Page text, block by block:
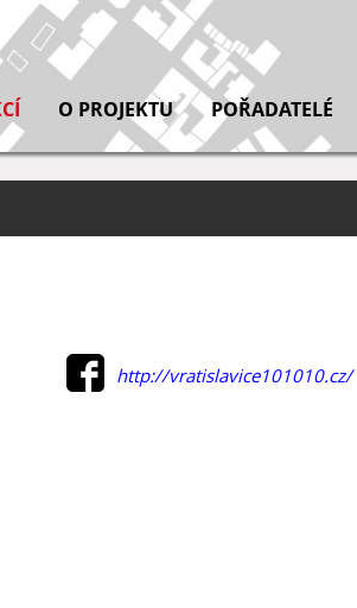
O PROJEKTU POŘADATELÉ
http://vratislavice101010.cz/